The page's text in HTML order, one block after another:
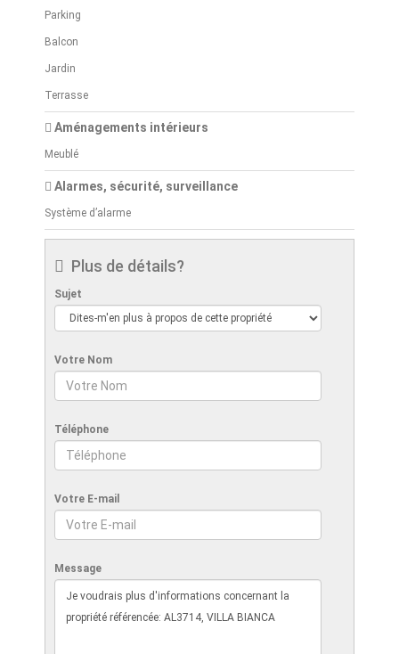
Parking
Balcon
Jardin
Terrasse
Aménagements intérieurs
Meublé
Alarmes, sécurité, surveillance
Système d’alarme
Plus de détails?
Sujet
Votre Nom
Téléphone
Votre E-mail
Message